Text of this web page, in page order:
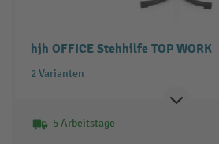
hjh OFFICE Stehhilfe TOP WORK
2 Varianten
5 Arbeitstage